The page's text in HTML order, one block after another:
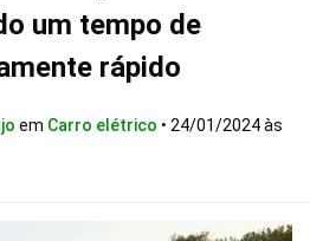
um tempo de
rápido
em Carro elétrico • 24/01/2024 às